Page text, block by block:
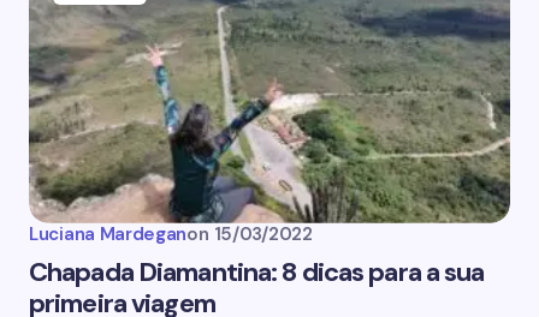
Luciana Mardeganon 15/03/2022
Chapada Diamantina: 8 dicas para a sua
primeira viagem